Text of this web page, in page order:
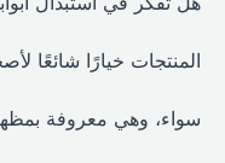
المنتجات خيارًا شائعًا
سواء، وهي معروفة